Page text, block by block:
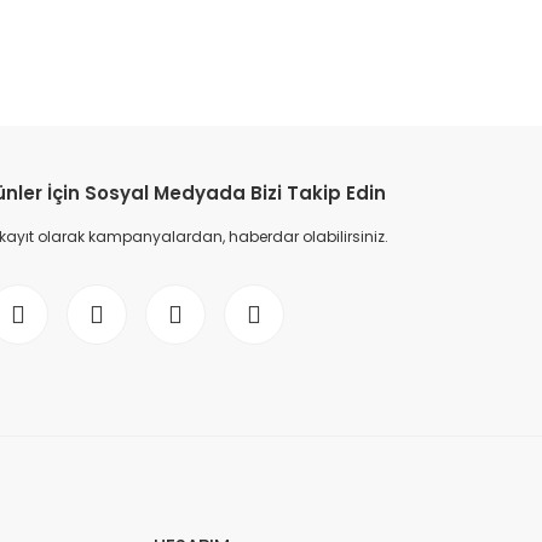
İçin Sosyal Medyada Bizi Takip Edin
olarak kampanyalardan, haberdar olabilirsiniz.